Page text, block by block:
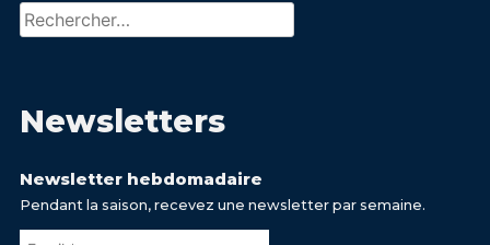
Rechercher :
Newsletters
Newsletter hebdomadaire
Pendant la saison, recevez une newsletter par semaine.